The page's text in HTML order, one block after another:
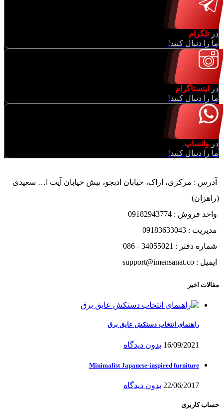
درتلگرام
ما را دنبال کنید!
در
اینستاگرام
ما را دنبال کنید!
در واتساپ
ما را دنبال کنید!
آدرس : مرکزی، اراک، خیابان ادبجو، نبش خیابان آیت ا… سعیدی
(راهزان)
واحد فروش : 09182943774
مدیریت : 09183633043
شماره دفتر : 34055021 - 086
ایمیل : support@imensanat.co
مقالات اخیر
راهنمای انتخاب دستکش عایق برق
16/09/2021 بدون دیدگاه
Minimalist Japanese-inspired furniture
22/06/2017 بدون دیدگاه
حساب کاربری